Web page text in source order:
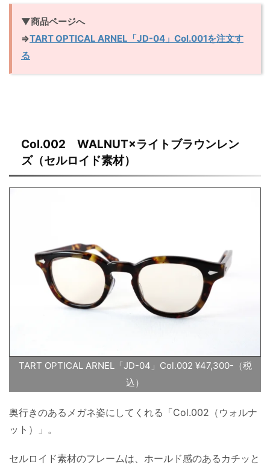
▼商品ページへ
⇒TART OPTICAL ARNEL「JD-04」Col.001を注文す
る
Col.002 WALNUT×ライトブラウンレン
ズ（セルロイド素材）
TART OPTICAL ARNEL「JD-04」Col.002 ¥47,300-（税
込）
奥行きのあるメガネ姿にしてくれる「Col.002（ウォルナ
ット）」。
セルロイド素材のフレームは、ホールド感のあるカチッと